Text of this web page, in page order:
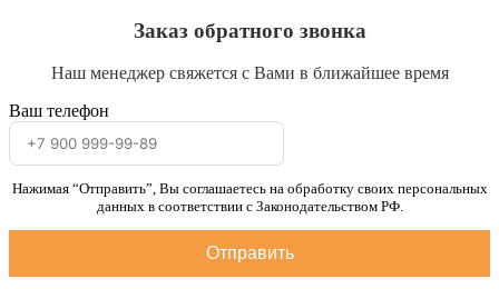
Заказ обратного звонка
Наш менеджер свяжется с Вами в ближайшее время
Ваш телефон
Нажимая “Отправить”, Вы соглашаетесь на обработку своих персональных
данных в соответствии с Законодательством РФ.
Отправить